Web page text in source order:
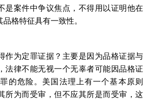
是案件中争议焦点，不得用以证明他在
格特征具有一致性。
作为定罪证据？主要是因为品格证据与
法律不能无视一个无辜者可能因品格证
的危险。美国法理上有一个基本原则
所为而受审，但不应其所是而受审，这